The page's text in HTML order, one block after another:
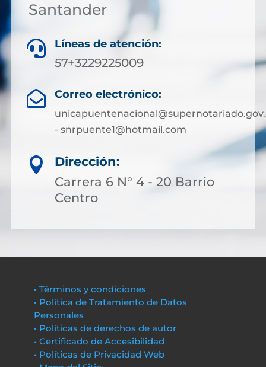
Santander
 Líneas de atención:
57+3229225009
 Correo electrónico:
- snrpuente1@hotmail.com

Dirección:
Carrera 6 N° 4 - 20 Barrio
Centro
• Términos y condiciones
• Política de Tratamiento de Datos
Personales
• Políticas de derechos de autor
• Certificado de Accesibilidad
• Políticas de Privacidad Web